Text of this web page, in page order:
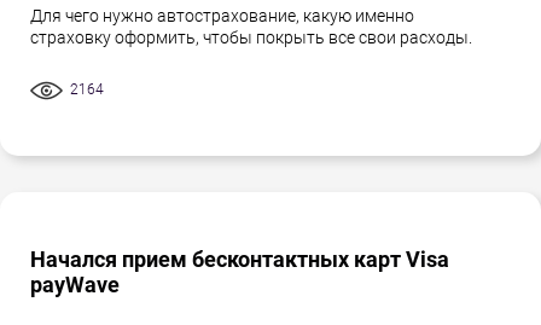
Для чего нужно автострахование, какую именно
страховку оформить, чтобы покрыть все свои расходы.
2164
Начался прием бесконтактных карт Visa
payWave